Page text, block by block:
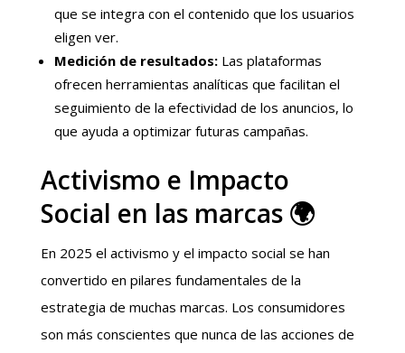
que se integra con el contenido que los usuarios
eligen ver.
Medición de resultados:Las plataformas
ofrecen herramientas analíticas que facilitan el
seguimiento de la efectividad de los anuncios, lo
que ayuda a optimizar futuras campañas.
Activismo e Impacto
Social en las marcas 🌍
En 2025 el activismo y el impacto social se han
convertido en pilares fundamentales de la
estrategia de muchas marcas. Los consumidores
son más conscientes que nunca de las acciones de